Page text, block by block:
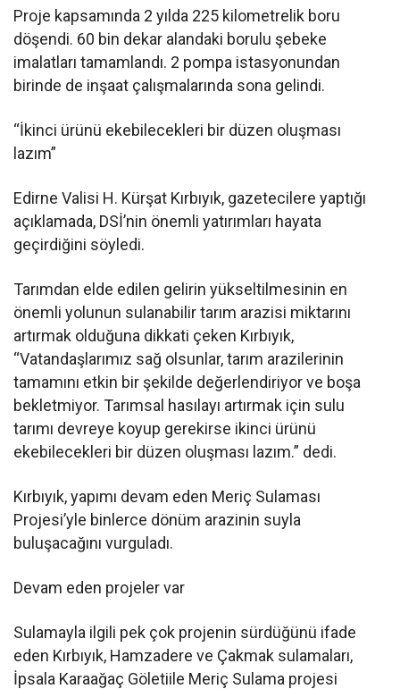
Proje kapsamında 2 yılda 225 kilometrelik boru
döşendi. 60 bin dekar alandaki borulu şebeke
imalatları tamamlandı. 2 pompa istasyonundan
birinde de inşaat çalışmalarında sona gelindi.
“İkinci ürünü ekebilecekleri bir düzen oluşması
lazım”
Edirne Valisi H. Kürşat Kırbıyık, gazetecilere yaptığı
açıklamada, DSİ’nin önemli yatırımları hayata
geçirdiğini söyledi.
Tarımdan elde edilen gelirin yükseltilmesinin en
önemli yolunun sulanabilir tarım arazisi miktarını
artırmak olduğuna dikkati çeken Kırbıyık,
“Vatandaşlarımız sağ olsunlar, tarım arazilerinin
tamamını etkin bir şekilde değerlendiriyor ve boşa
bekletmiyor. Tarımsal hasılayı artırmak için sulu
tarımı devreye koyup gerekirse ikinci ürünü
ekebilecekleri bir düzen oluşması lazım.” dedi.
Kırbıyık, yapımı devam eden Meriç Sulaması
Projesi’yle binlerce dönüm arazinin suyla
buluşacağını vurguladı.
Devam eden projeler var
Sulamayla ilgili pek çok projenin sürdüğünü ifade
eden Kırbıyık, Hamzadere ve Çakmak sulamaları,
İpsala Karaağaç Göletiile Meriç Sulama projesi